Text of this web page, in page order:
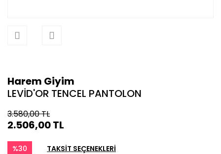
Harem Giyim
LEVİD'OR TENCEL PANTOLON
3.580,00 TL
2.506,00 TL
%30 TAKSİT SEÇENEKLERİ